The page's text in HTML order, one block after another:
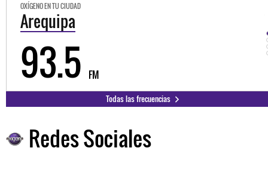
OXÍGENO EN TU CIUDAD
Trujillo
98.3 FM
Todas las frecuencias
Redes Sociales